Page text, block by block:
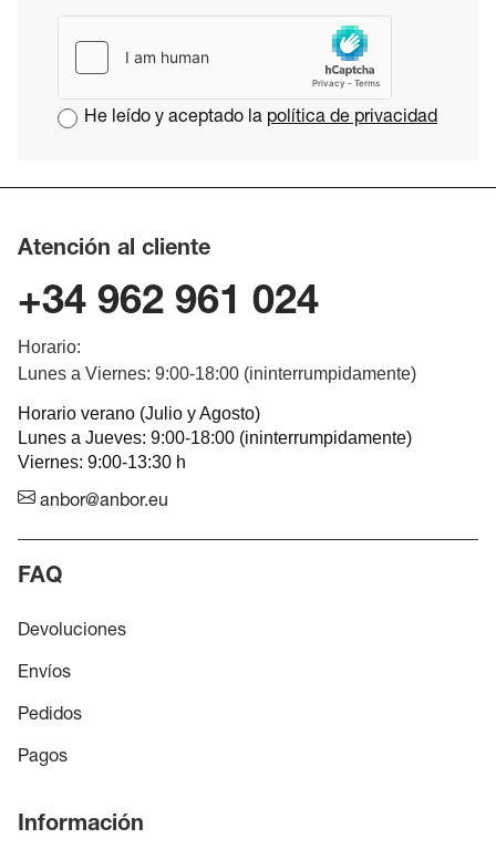
He leído y aceptado la política de privacidad
Atención al cliente
+34 962 961 024
Horario:
Lunes a Viernes: 9:00-18:00 (ininterrumpidamente)
Horario verano (Julio y Agosto)
Lunes a Jueves: 9:00-18:00 (ininterrumpidamente)
Viernes: 9:00-13:30 h
anbor@anbor.eu
FAQ
Devoluciones
Envíos
Pedidos
Pagos
Información